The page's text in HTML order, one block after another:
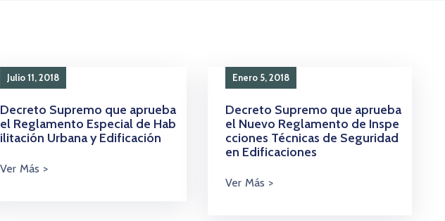
Julio 11, 2018
Decreto Supremo que aprueba
el Reglamento Especial de Hab
ilitación Urbana y Edificación
Enero 5, 2018
Decreto Supremo que aprueba
el Nuevo Reglamento de Inspe
cciones Técnicas de Seguridad
en Edificaciones